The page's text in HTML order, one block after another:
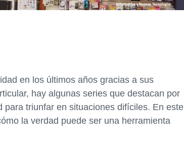
en los últimos años gracias a sus
hay algunas series que destacan por
triunfar en situaciones difíciles. En este
la verdad puede ser una herramienta